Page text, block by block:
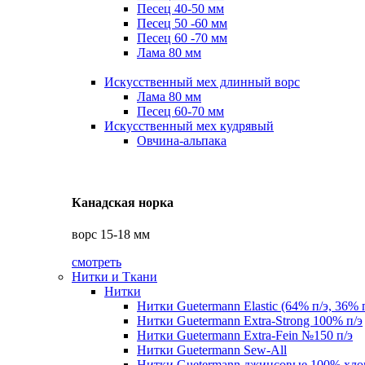
Песец 40-50 мм
Песец 50 -60 мм
Песец 60 -70 мм
Лама 80 мм
Искусственный мех длинный ворс
Лама 80 мм
Песец 60-70 мм
Искусственный мех кудрявый
Овчина-альпака
Канадская норка
ворс 15-18 мм
смотреть
Нитки и Ткани
Нитки
Нитки Guetermann Elastic (64% п/э, 36%
Нитки Guetermann Extra-Strong 100% п/э
Нитки Guetermann Extra-Fein №150 п/э
Нитки Guetermann Sew-All